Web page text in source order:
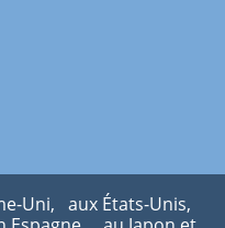
Uni, aux États-Unis,